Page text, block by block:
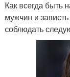
Как всегда быть
мужчин и
соблюдать